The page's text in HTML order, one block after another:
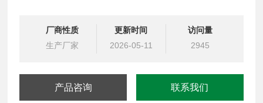
厂商性质
生产厂家
更新时间
2026-05-11
访问量
2945
产品咨询 联系我们